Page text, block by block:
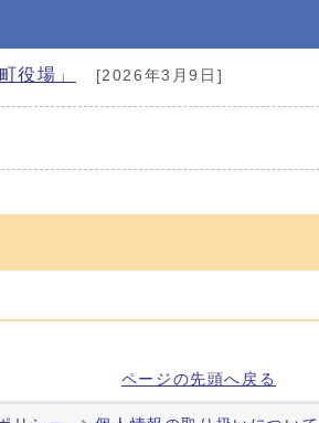
役場」 [2026年3月9日]
ページの先頭へ戻る